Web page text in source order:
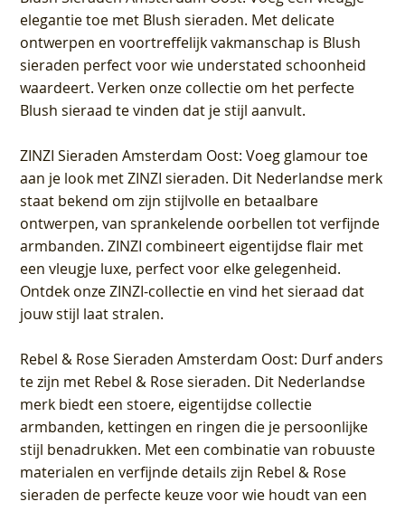
elegantie toe met Blush sieraden. Met delicate
ontwerpen en voortreffelijk vakmanschap is Blush
sieraden perfect voor wie understated schoonheid
waardeert. Verken onze collectie om het perfecte
Blush sieraad te vinden dat je stijl aanvult.
ZINZI Sieraden Amsterdam Oost: Voeg glamour toe
aan je look met ZINZI sieraden. Dit Nederlandse merk
staat bekend om zijn stijlvolle en betaalbare
ontwerpen, van sprankelende oorbellen tot verfijnde
armbanden. ZINZI combineert eigentijdse flair met
een vleugje luxe, perfect voor elke gelegenheid.
Ontdek onze ZINZI-collectie en vind het sieraad dat
jouw stijl laat stralen.
Rebel & Rose Sieraden Amsterdam Oost: Durf anders
te zijn met Rebel & Rose sieraden. Dit Nederlandse
merk biedt een stoere, eigentijdse collectie
armbanden, kettingen en ringen die je persoonlijke
stijl benadrukken. Met een combinatie van robuuste
materialen en verfijnde details zijn Rebel & Rose
sieraden de perfecte keuze voor wie houdt van een